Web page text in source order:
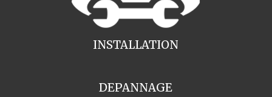
INSTALLATION
DEPANNAGE